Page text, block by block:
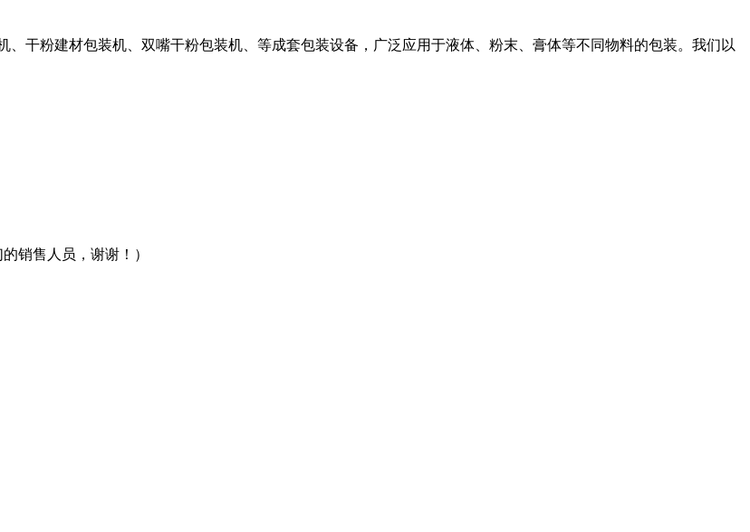
干粉建材包装机、双嘴干粉包装机、等成套包装设备，广泛应用于液体、粉末、膏体等不同物料的包装。我们以
销售人员，谢谢！）